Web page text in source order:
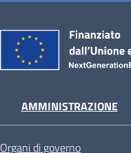
AMMINISTRAZIONE
Organi di governo